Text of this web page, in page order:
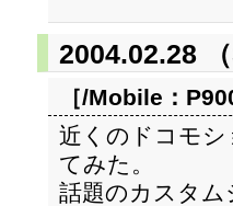
2004.02.28 （
［/Mobile：
近くのドコモ
てみた。
話題のカスタ